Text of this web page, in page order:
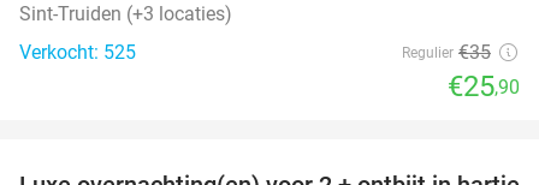
Sint-Truiden (+3 locaties)
Verkocht: 525
Regulier €35
€25,90